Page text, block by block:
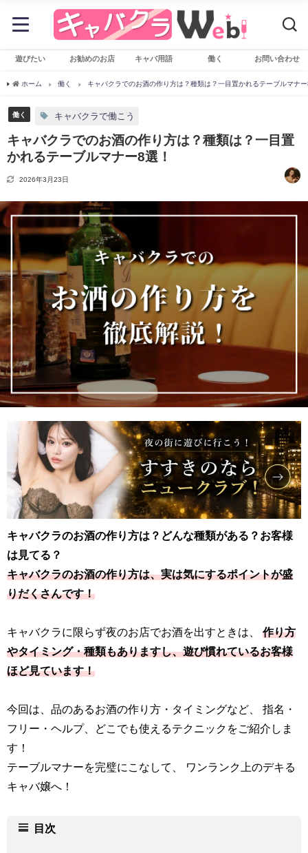
遊びたい お勧めのお店 キャバ用語 働く お問い合わせ
ホーム 働く キャバクラでのお酒の作り方は？種類は？一目置かれるテーブルマナ
働く キャバクラで働こう
キャバクラでのお酒の作り方は？種類は？一目置
かれるテーブルマナー8選！
2026年3月23日
キャバクラのお酒の作り方は？どんな種類がある？お客様
は見てる？
キャバクラのお酒の作り方は、実は気にするポイントが盛
りだくさんです！
キャバクラに限らず夜のお店でお酒を出すときは、 作り方
やタイミング・種類もありますし、遊び慣れているお客様
ほど見ています！
今回は、品のあるお酒の作り方・タイミングなど、 指名・
フリー・ヘルプ、どこでも使えるテクニックをご紹介しま
す！
テーブルマナーを完璧にこなして、 ワンランク上のデキる
キャバ嬢へ！
目次